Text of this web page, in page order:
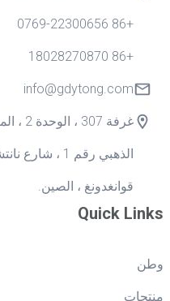
Quick Links
وطن
منتجات
+86 0769-22300656
+86 18028270870
info@gdytong.com
الذهبي رقم 1
قوانغدونغ ، الصين.